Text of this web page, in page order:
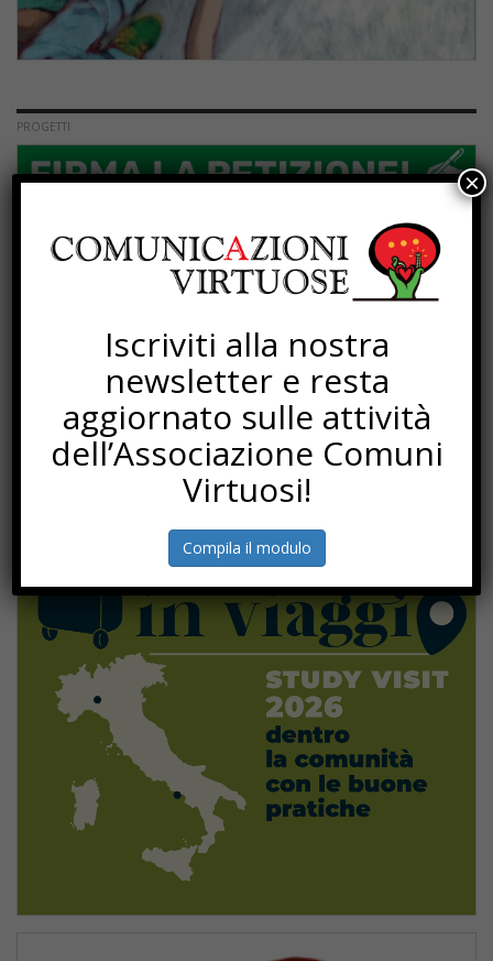
PROGETTI
Iscriviti alla nostra
newsletter e resta
aggiornato sulle attività
dell’Associazione Comuni
Virtuosi!
Compila il modulo
×